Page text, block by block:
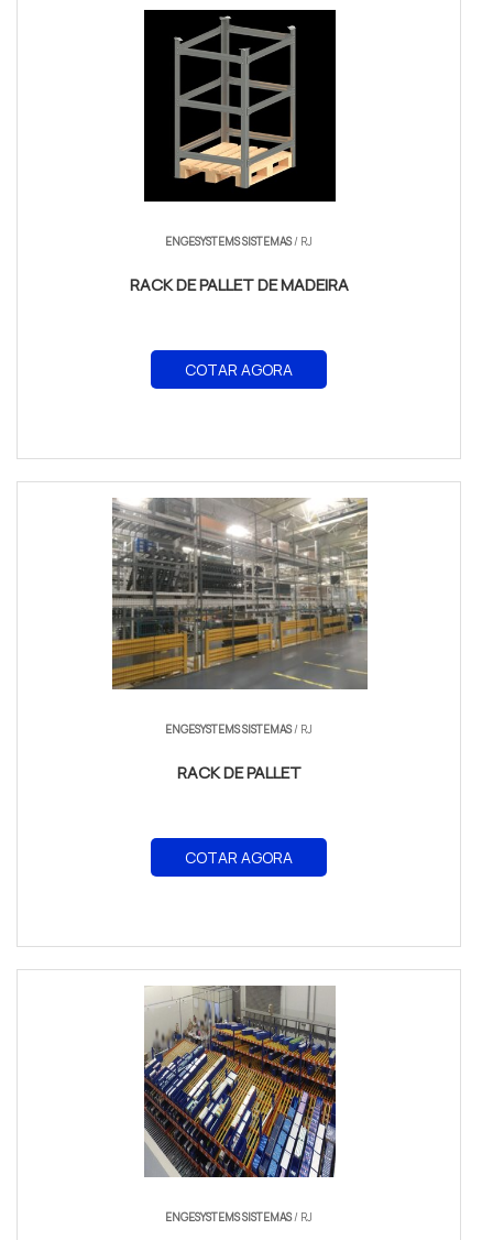
ENGESYSTEMS SISTEMAS/ RJ
RACK DE PALLET DE MADEIRA
COTAR AGORA
ENGESYSTEMS SISTEMAS/ RJ
RACK DE PALLET
COTAR AGORA
ENGESYSTEMS SISTEMAS/ RJ